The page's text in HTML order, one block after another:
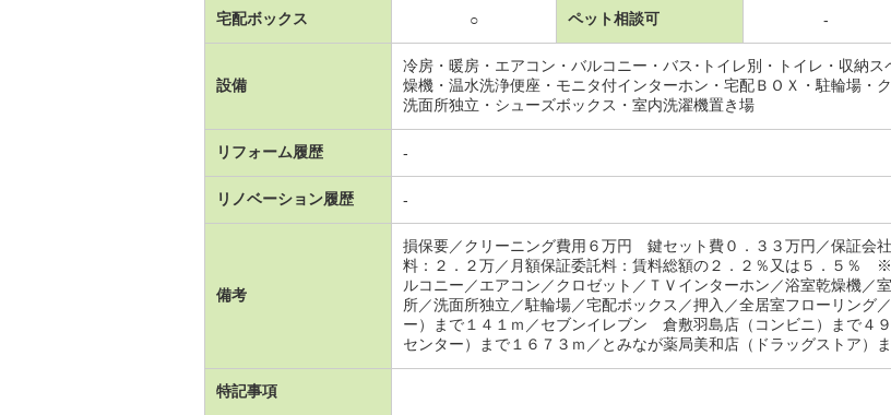
宅配ボックス ○ ペット相談可 -
設備
冷房・暖房・エアコン・バルコニー・バス･トイレ別・トイレ・収納
燥機・温水洗浄便座・モニタ付インターホン・宅配ＢＯＸ・駐輪場・
洗面所独立・シューズボックス・室内洗濯機置き場
リフォーム履歴 -
リノベーション履歴 -
備考
損保要／クリーニング費用６万円 鍵セット費０．３３万円／保証会
料：２．２万／月額保証委託料：賃料総額の２．２％又は５．５％
ルコニー／エアコン／クロゼット／ＴＶインターホン／浴室乾燥機／
所／洗面所独立／駐輪場／宅配ボックス／押入／全居室フローリング
ー）まで１４１ｍ／セブンイレブン 倉敷羽島店（コンビニ）まで４
センター）まで１６７３ｍ／とみなが薬局美和店（ドラッグストア）
特記事項